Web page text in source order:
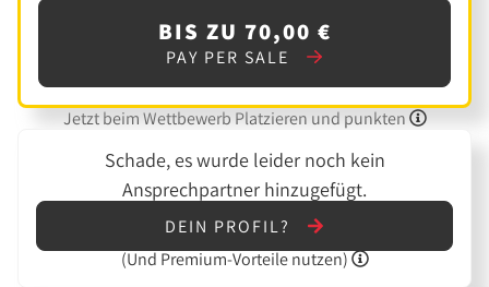
BIS ZU 70,00 €
PAY PER SALE
Jetzt beim Wettbewerb Platzieren und punkten
Schade, es wurde leider noch kein
Ansprechpartner hinzugefügt.
DEIN PROFIL?
(Und Premium-Vorteile nutzen)